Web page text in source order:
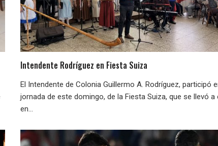
Intendente Rodríguez en Fiesta Suiza
El Intendente de Colonia Guillermo A. Rodríguez, participó
jornada de este domingo, de la Fiesta Suiza, que se llevó a
en...